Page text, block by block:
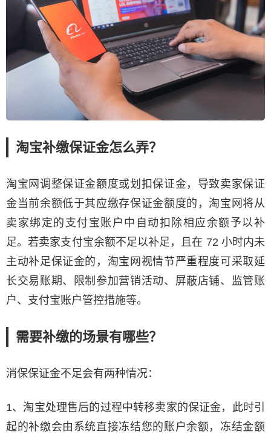
淘宝补缴保证金怎么弄？
淘宝网调整保证金额度或划扣保证金，导致卖家保证
金当前余额低于其应缴存保证金额度的，淘宝网将从
卖家绑定的支付宝账户中自动扣除相应余额予以补
足。若卖家支付宝余额不足以补足，且在 72 小时内未
主动补足保证金的，淘宝网视情节严重程度可采取延
长交易账期、限制参加营销活动、屏蔽店铺、监管账
户、支付宝账户管控措施等。
需要补缴的场景有哪些？
消保保证金不足会有两种情况：
1、淘宝处理售后的过程中转移卖家的保证金，此时引
起的补缴会由系统直接冻结您的账户余额，冻结金额